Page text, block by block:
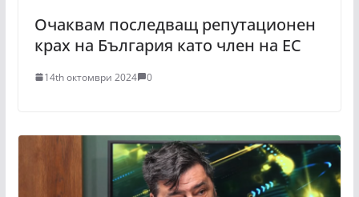
Очаквам последващ репутационен
крах на България като член на ЕС
14th октомври 2024 0